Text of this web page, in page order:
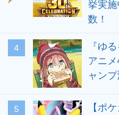
挙実
数！
4
『ゆ
アニ
ャン
5
【ポ